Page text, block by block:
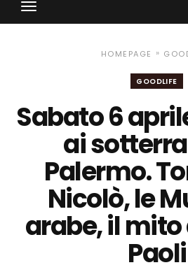
Toggle
Navigation
HOMEPAGE »
GOODLIFE
Sabato 6
ai
Palermo.
Nicolò, le
arabe, il mito
Paoli